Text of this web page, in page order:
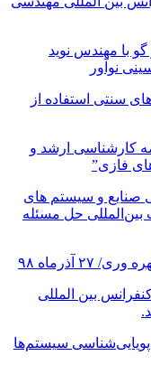
با مهندس نوید
نوآور
سنتی استفاده از
کارشناسی­ ارشد و
فازی”
و سیستم های
حل مسئله
آذرماه ۹۸
بین المللی
سیستم‌ها